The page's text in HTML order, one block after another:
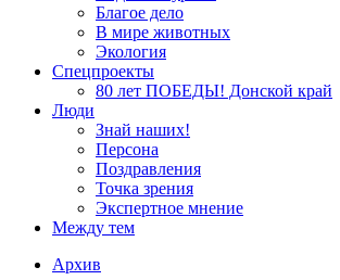
Благое дело
В мире животных
Экология
Спецпроекты
80 лет ПОБЕДЫ! Донской край
Люди
Знай наших!
Персона
Поздравления
Точка зрения
Экспертное мнение
Между тем
Архив